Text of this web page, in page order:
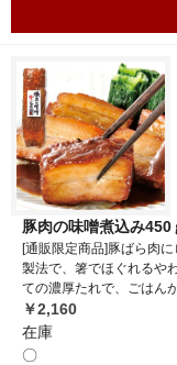
豚肉の味噌煮込み450
[通販限定商品]豚ばら肉
製法で、箸でほぐれるや
ての濃厚たれで、ごはん
￥2,160
在庫
〇